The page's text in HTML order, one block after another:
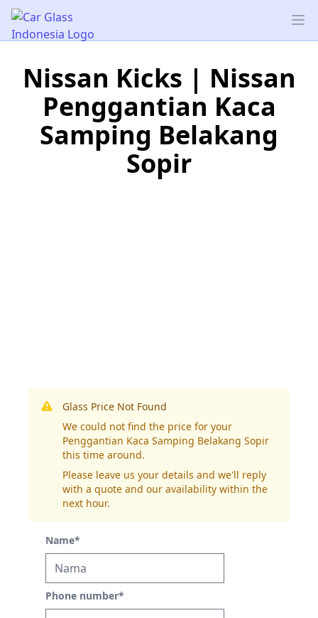
Car Glass Indonesia
Nissan Kicks | Nissan
Penggantian Kaca
Samping Belakang
Sopir
Glass Price Not Found
We could not find the price for your
Penggantian Kaca Samping Belakang Sopir
this time around.
Please leave us your details and we'll reply
with a quote and our availability within the
next hour.
Name*
Phone number*